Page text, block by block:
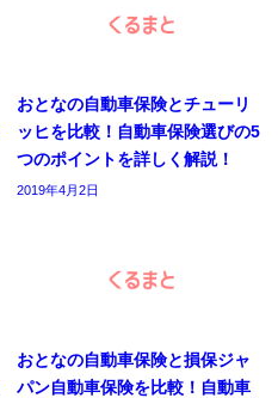
おとなの自動車保険とチューリ
ッヒを比較！自動車保険選びの5
つのポイントを詳しく解説！
2019年4月2日
おとなの自動車保険と損保ジャ
パン自動車保険を比較！自動車